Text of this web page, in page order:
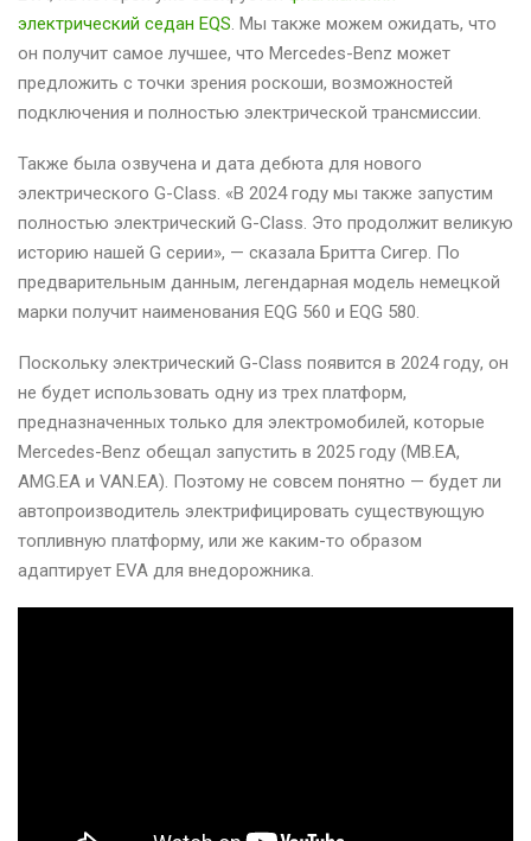
электрический седан EQS. Мы также можем ожидать, что
он получит самое лучшее, что Mercedes-Benz может
предложить с точки зрения роскоши, возможностей
подключения и полностью электрической трансмиссии.
Также была озвучена и дата дебюта для нового
электрического G-Class. «В 2024 году мы также запустим
полностью электрический G-Class. Это продолжит великую
историю нашей G серии», — сказала Бритта Сигер. По
предварительным данным, легендарная модель немецкой
марки получит наименования EQG 560 и EQG 580.
Поскольку электрический G-Class появится в 2024 году, он
не будет использовать одну из трех платформ,
предназначенных только для электромобилей, которые
Mercedes-Benz обещал запустить в 2025 году (MB.EA,
AMG.EA и VAN.EA). Поэтому не совсем понятно — будет ли
автопроизводитель электрифицировать существующую
топливную платформу, или же каким-то образом
адаптирует EVA для внедорожника.